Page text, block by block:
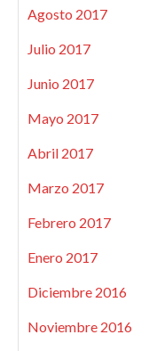
Agosto 2017
Julio 2017
Junio 2017
Mayo 2017
Abril 2017
Marzo 2017
Febrero 2017
Enero 2017
Diciembre 2016
Noviembre 2016